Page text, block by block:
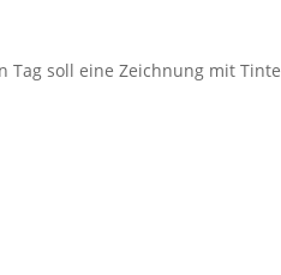
Tag soll eine Zeichnung mit Tinte